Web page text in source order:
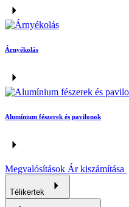
Árnyékolás
Alumínium fészerek és pavilonok
Megvalósítások Ár kiszámítása
Télikertek